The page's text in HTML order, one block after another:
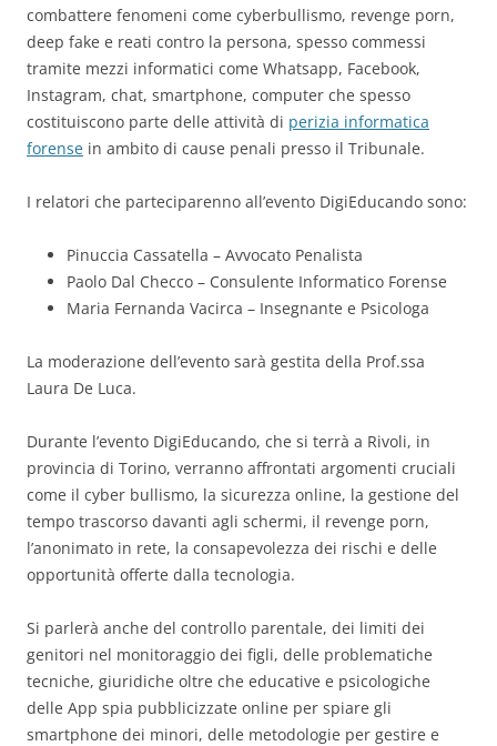
combattere fenomeni come cyberbullismo, revenge porn,
deep fake e reati contro la persona, spesso commessi
tramite mezzi informatici come Whatsapp, Facebook,
Instagram, chat, smartphone, computer che spesso
costituiscono parte delle attività di perizia informatica
forense in ambito di cause penali presso il Tribunale.
I relatori che parteciparenno all’evento DigiEducando sono:
Pinuccia Cassatella – Avvocato Penalista
Paolo Dal Checco – Consulente Informatico Forense
Maria Fernanda Vacirca – Insegnante e Psicologa
La moderazione dell’evento sarà gestita della Prof.ssa
Laura De Luca.
Durante l’evento DigiEducando, che si terrà a Rivoli, in
provincia di Torino, verranno affrontati argomenti cruciali
come il cyber bullismo, la sicurezza online, la gestione del
tempo trascorso davanti agli schermi, il revenge porn,
l’anonimato in rete, la consapevolezza dei rischi e delle
opportunità offerte dalla tecnologia.
Si parlerà anche del controllo parentale, dei limiti dei
genitori nel monitoraggio dei figli, delle problematiche
tecniche, giuridiche oltre che educative e psicologiche
delle App spia pubblicizzate online per spiare gli
smartphone dei minori, delle metodologie per gestire e